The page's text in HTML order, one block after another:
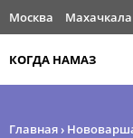
Москва Махачкала
КОГДА НАМАЗ
Главная›